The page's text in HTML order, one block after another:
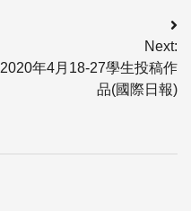
Next:
2020年4月18-27學生投稿作
品(國際日報)